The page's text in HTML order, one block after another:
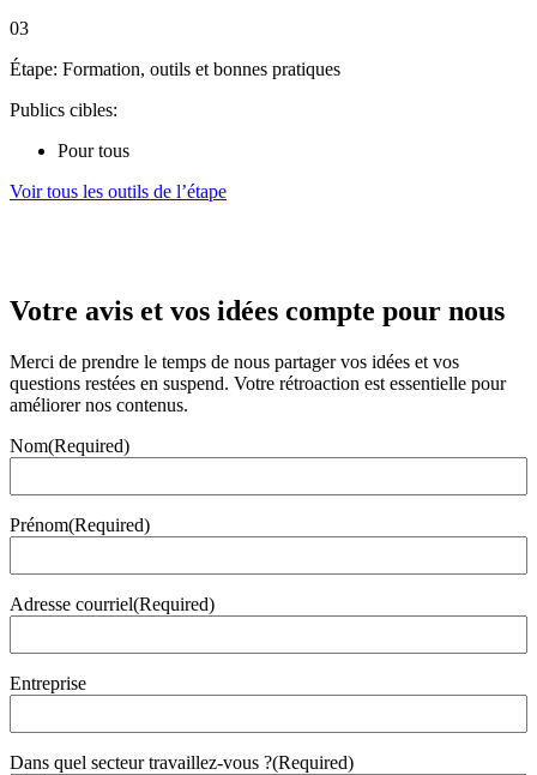
03
Étape: Formation, outils et bonnes pratiques
Publics cibles:
Pour tous
Voir tous les outils de l’étape
Votre avis et vos idées compte pour nous
Merci de prendre le temps de nous partager vos idées et vos
questions restées en suspend. Votre rétroaction est essentielle pour
améliorer nos contenus.
Nom(Required)
Prénom(Required)
Adresse courriel(Required)
Entreprise
Dans quel secteur travaillez-vous ?(Required)